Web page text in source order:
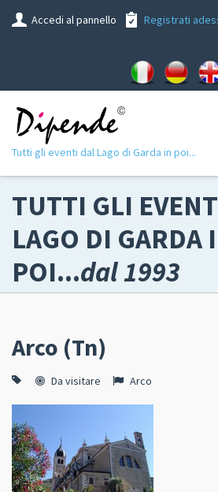
Accedi al pannello Registrati
Tutti gli eventi dal Lago di Garda in poi...
TUTTI GLI
LAGO DI GARDA
POI...dal 1993
Arco (Tn)
Da visitare Arco